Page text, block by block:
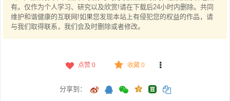
有。仅作为个人学习、研究以及欣赏!请在下载后24小时内删除。共同
维护和谐健康的互联网!如果您发现本站上有侵犯您的权益的作品，请
与我们取得联系，我们会及时删除或者修改。
点赞 0 收藏 0
分享到：